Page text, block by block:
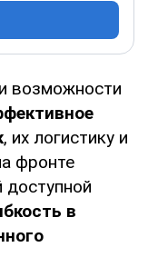
возможности
, их логистику и
фронте
доступной
в